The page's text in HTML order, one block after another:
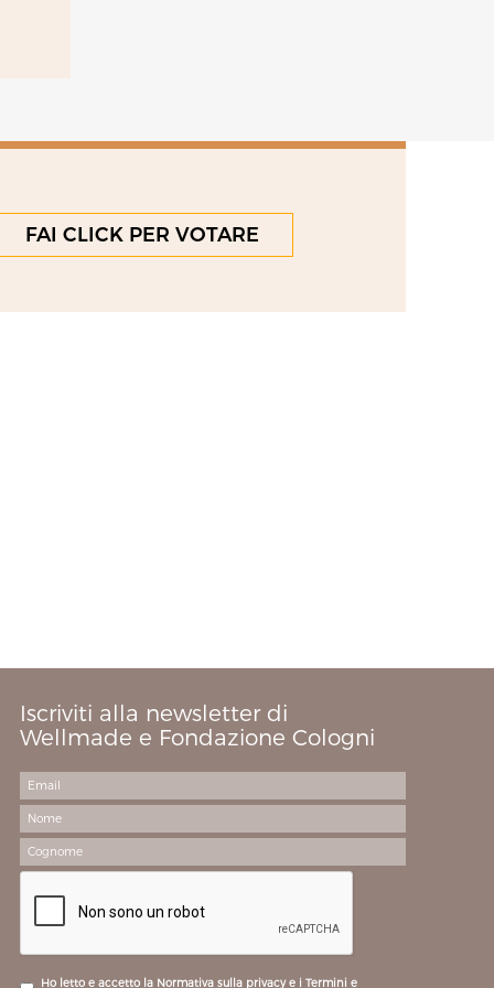
FAI CLICK PER VOTARE
Iscriviti alla newsletter di
Wellmade e Fondazione Cologni
Ho letto e accetto la Normativa sulla privacy e i Termini e